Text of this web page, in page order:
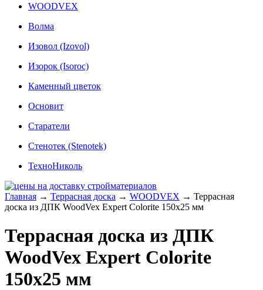
WOODVEX
Волма
Изовол (Izovol)
Изорок (Isoroc)
Каменный цветок
Основит
Старатели
Стенотек (Stenotek)
ТехноНиколь
Главная → Террасная доска → WOODVEX → Террасная
доска из ДПК WoodVex Expert Colorite 150х25 мм
Террасная доска из ДПК
WoodVex Expert Colorite
150х25 мм